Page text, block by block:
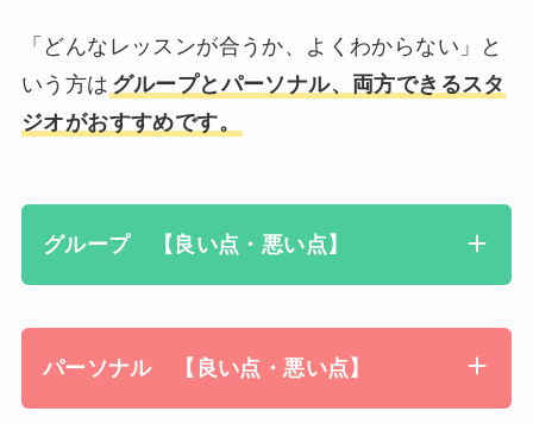
「どんなレッスンが合うか、よくわからない」と
いう方は グループとパーソナル、両方できるスタ
ジオがおすすめです。
グループ 【良い点・悪い点】
パーソナル 【良い点・悪い点】